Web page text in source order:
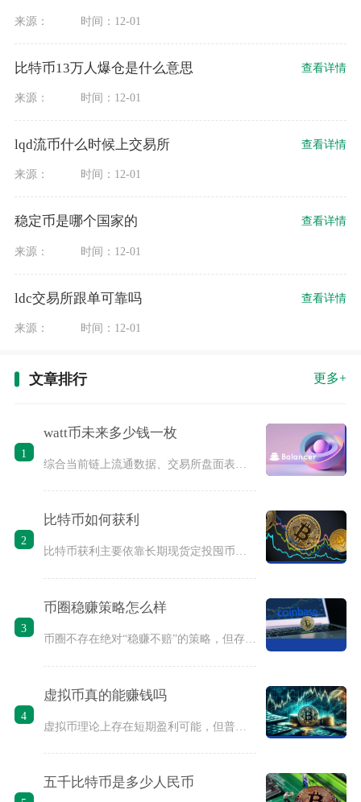
来源： 时间：12-01
比特币13万人爆仓是什么意思 查看详情
来源： 时间：12-01
lqd流币什么时候上交易所 查看详情
来源： 时间：12-01
稳定币是哪个国家的 查看详情
来源： 时间：12-01
ldc交易所跟单可靠吗 查看详情
来源： 时间：12-01
文章排行 更多+
1
watt币未来多少钱一枚
2
比特币如何获利
比特币获利主要依靠长期现货定投囤币、期现基差套利、现货波段交
3
币圈稳赚策略怎么样
4
虚拟币真的能赚钱吗
虚拟币理论上存在短期盈利可能，但普通散户长期稳定赚钱的概率极
五千比特币是多少人民币